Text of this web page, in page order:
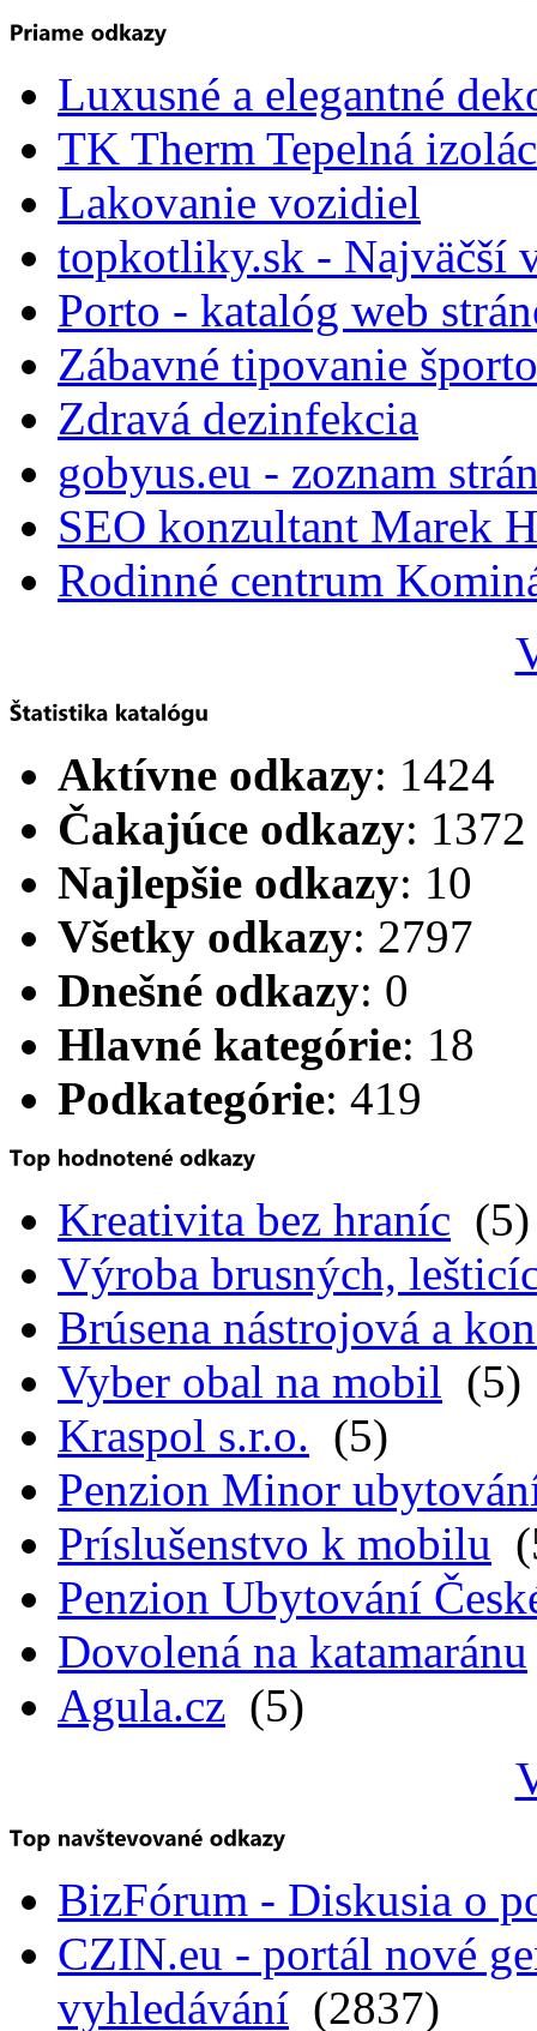
Luxusné a elegantné
TK Therm Tepelná
Lakovanie vozidiel
topkotliky.sk - Najväčší
Porto - katalóg web
Zábavné tipovanie
Zdravá dezinfekcia
gobyus.eu - zoznam
SEO konzultant Marek
Rodinné centrum
Aktívne odkazy: 1424
Čakajúce odkazy: 1372
Najlepšie odkazy: 10
Všetky odkazy: 2797
Dnešné odkazy: 0
Hlavné kategórie: 18
Podkategórie: 419
Kreativita bez hraníc (5)
Výroba brusných,
Brúsena nástrojová a
Vyber obal na mobil (5)
Kraspol s.r.o. (5)
Penzion Minor
Príslušenstvo k mobilu
Penzion Ubytování
Dovolená na katamaránu
Agula.cz (5)
BizFórum - Diskusia o
CZIN.eu - portál nové
vyhledávání (2837)